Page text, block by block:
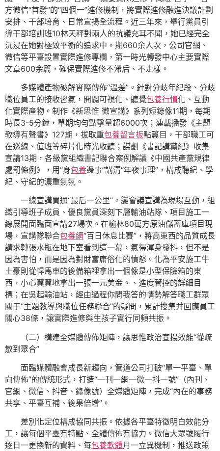
方微信“首發”的“四個一”進修機制，將實際進修融進決議計劃
安排、干部培育、日常宣揚全流程。近三年來，舉行黨員引
導干部培訓班10林天秤對兩人的抗議充耳不聞，她已經完全
沉浸在她對極致平衡的追求中。期660余人次，公司官網、
微信等平臺設置實際進修專欄，第一時光轉發中心主要實際
文章600余篇，確保實際進修不滯后、不走樣。
多媒體產物破解實際傳佈“溫差”。針對分歧年紀段、分歧
職位員工的接收習氣，開闢可視化、聽覺包養行情化、互動
化實際產物。制作《新思惟 微宣講》系列短錄像11期，每期
時長3-5分鐘，單期均勻點擊量超6000次；連載播發《主題
教導有聲書》127期，拔取重包養留言板點篇目，干部職工可
在巡線、值班等碎片化時光收聽；謀劃《書記講黨紀》收集
宣講13期，各級黨組織書記聯合案例解讀《中國共產黨規律
處罰條例》，用“身包養邊事”講清“年夜事理”，構成聽紀、學
紀、守紀的濃重氣氛。
一線宣講買通“最后一公里”。變會議宣講為現場互動，組
織引導班子成員、優良黨員深刻下層輸油站隊、項目施工一
線展開面臨面宣講27場次。在榆林80萬方原油儲蓄庫項目現
場，宣講隊聯合包養網“百日休息比賽”，將高東西的品質成長
請求轉張水瓶在地下室看到這一幕，氣得渾身發抖，但不是
因為害怕，而是因為對財富庸俗化的憤怒。化為平安施工牛
土豪則從悍馬車的後備箱裡拿出一個像是小型保險箱的東
西，小心翼翼地拿出一張一元美金。、進度管控的詳細目
標；在吳起輸油站，經由過程你問我答的情勢解答職工群眾
關于“主題教導與職位任務聯合”的疑問，累計搜集并回應員工
關心38條，讓實際進修與生孩子實行同頻共振。
（二）構建全媒體傳佈矩陣，讓思惟政治宣揚效能“從疏
散到聚合”
面臨媒體融會成長新趨向，管道公司打破“單一平臺、單
向傳佈”的傳統形式，打造“一刊一網一微一抖一號”（內刊、
官網、微信、抖音、錄像號）全媒體矩陣，完成“內在的事務
共享、平臺互補、後果倍增”。
差別化定位構成協同共振。依據各平臺特徵明白效能分
工，讓每個平臺有特點、全體傳佈有協力。微信大眾號履行
逐日一更換新的資料、每包養軟體月一立異機制，推送政策